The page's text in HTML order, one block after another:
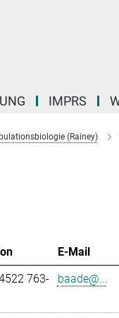
IMPRS
(Rainey)
E-Mail
763-
baade@...